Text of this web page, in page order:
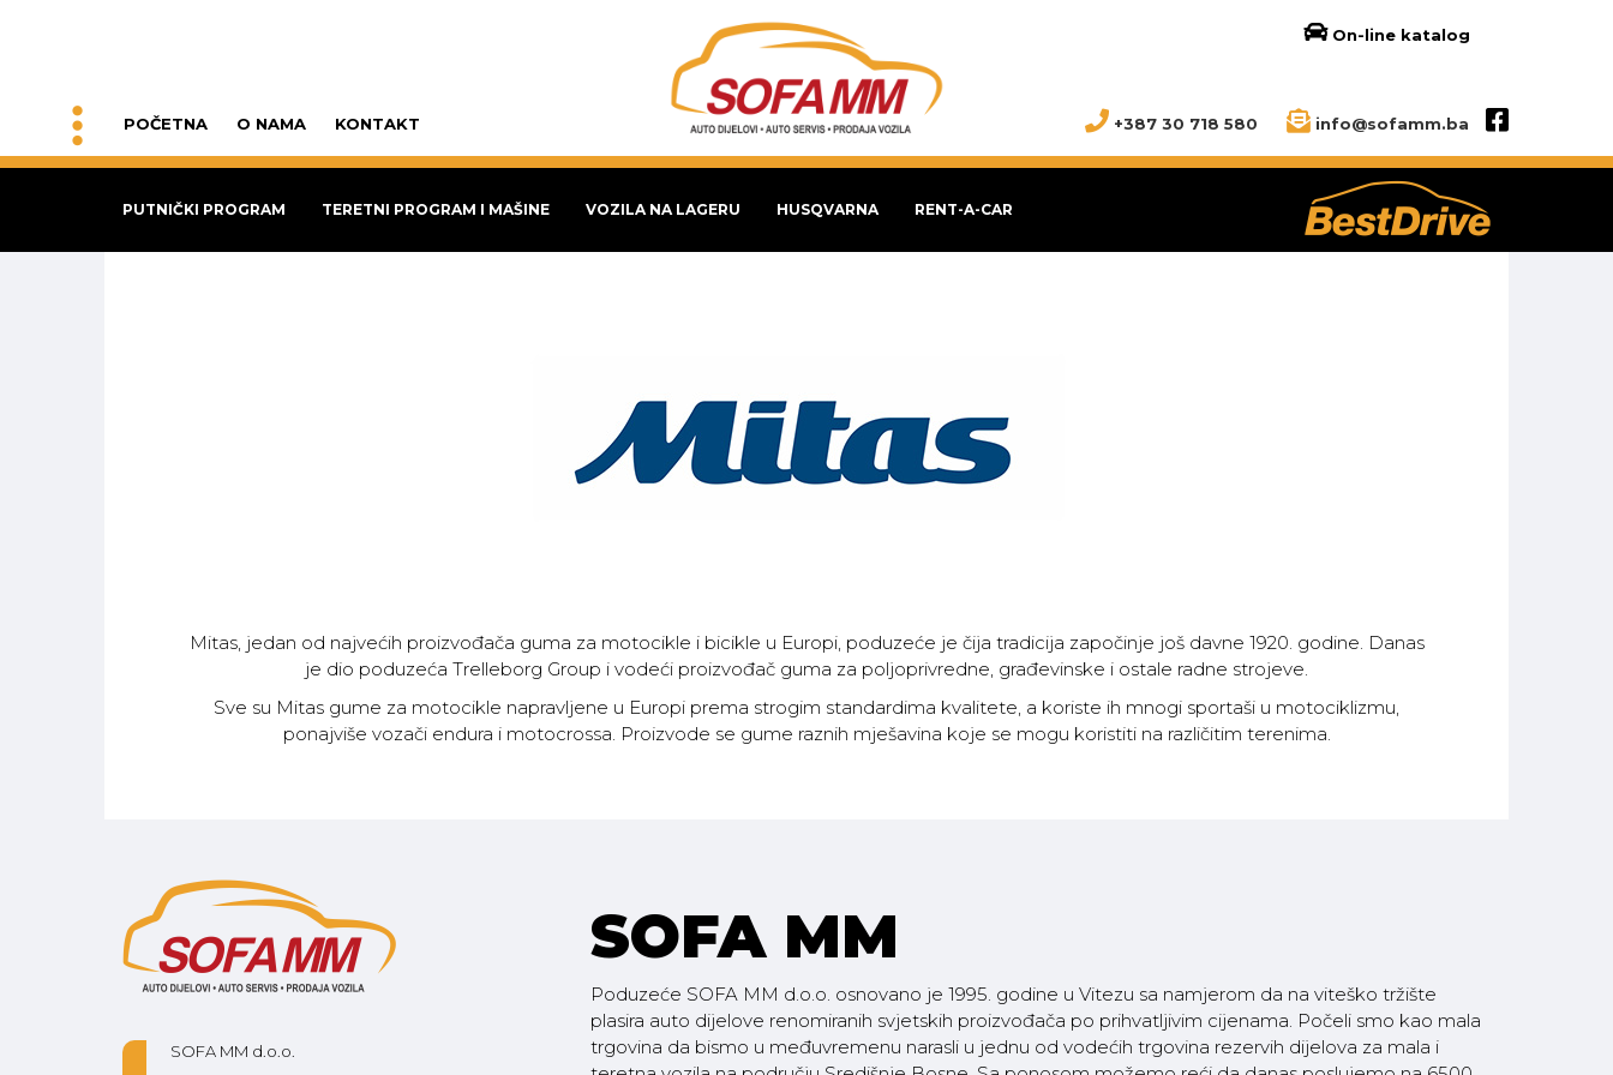
POČETNA O NAMA KONTAKT
On-line katalog
+387 30 718 580 info@sofamm.ba
PUTNIČKI PROGRAM TERETNI PROGRAM I MAŠINE VOZILA NA LAGERU HUSQVARNA RENT-A-CAR
Mitas, jedan od najvećih proizvođača guma za motocikle i bicikle u Europi, poduzeće je čija tradicija započinje još davne 1920. godine. Danas
je dio poduzeća Trelleborg Group i vodeći proizvođač guma za poljoprivredne, građevinske i ostale radne strojeve.
Sve su Mitas gume za motocikle napravljene u Europi prema strogim standardima kvalitete, a koriste ih mnogi sportaši u motociklizmu,
ponajviše vozači endura i motocrossa. Proizvode se gume raznih mješavina koje se mogu koristiti na različitim terenima.
SOFA MM d.o.o.
SOFA MM
Poduzeće SOFA MM d.o.o. osnovano je 1995. godine u Vitezu sa namjerom da na viteško tržište
plasira auto dijelove renomiranih svjetskih proizvođača po prihvatljivim cijenama. Počeli smo kao mala
trgovina da bismo u međuvremenu narasli u jednu od vodećih trgovina rezervih dijelova za mala i